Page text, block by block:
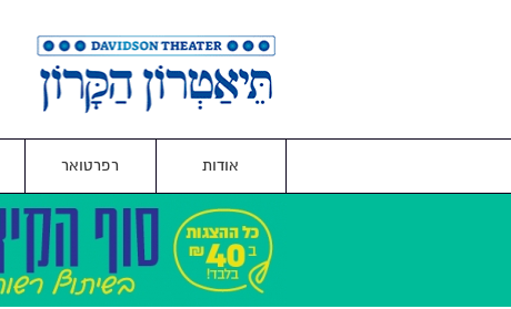
אודות רפרטואר